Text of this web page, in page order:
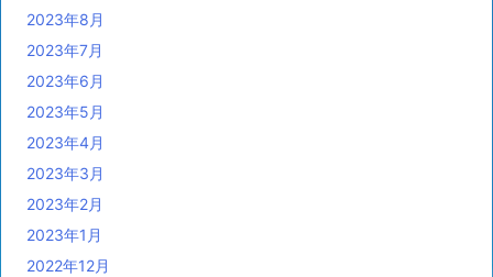
2023年8月
2023年7月
2023年6月
2023年5月
2023年4月
2023年3月
2023年2月
2023年1月
2022年12月